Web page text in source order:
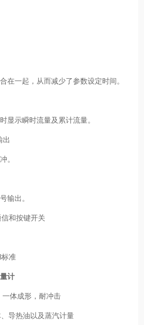
在一起，从而减少了参数设定时间。
显示瞬时流量及累计流量。
出
。
输出。
和按键开关
准
计
一体成形，耐冲击
导热油以及蒸汽计量